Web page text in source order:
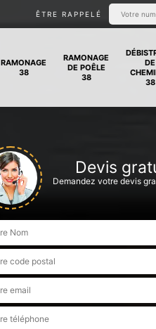
ÊTRE RAPPELÉ
RAMONAGE
38
RAMONAGE
DE POÊLE
38
DE
38
Devis
Demandez votre devis